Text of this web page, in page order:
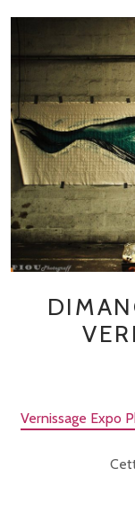
Vernissage Expo